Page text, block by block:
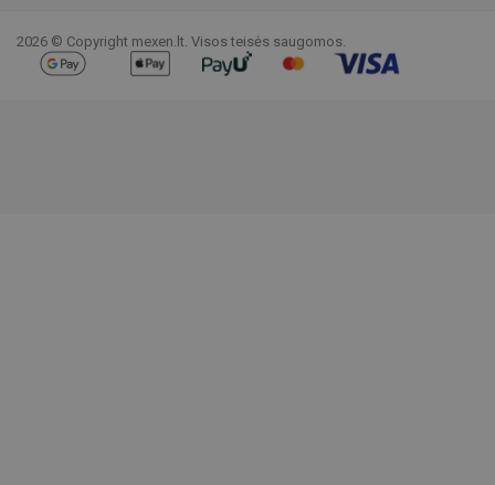
2026 © Copyright mexen.lt. Visos teisės saugomos.